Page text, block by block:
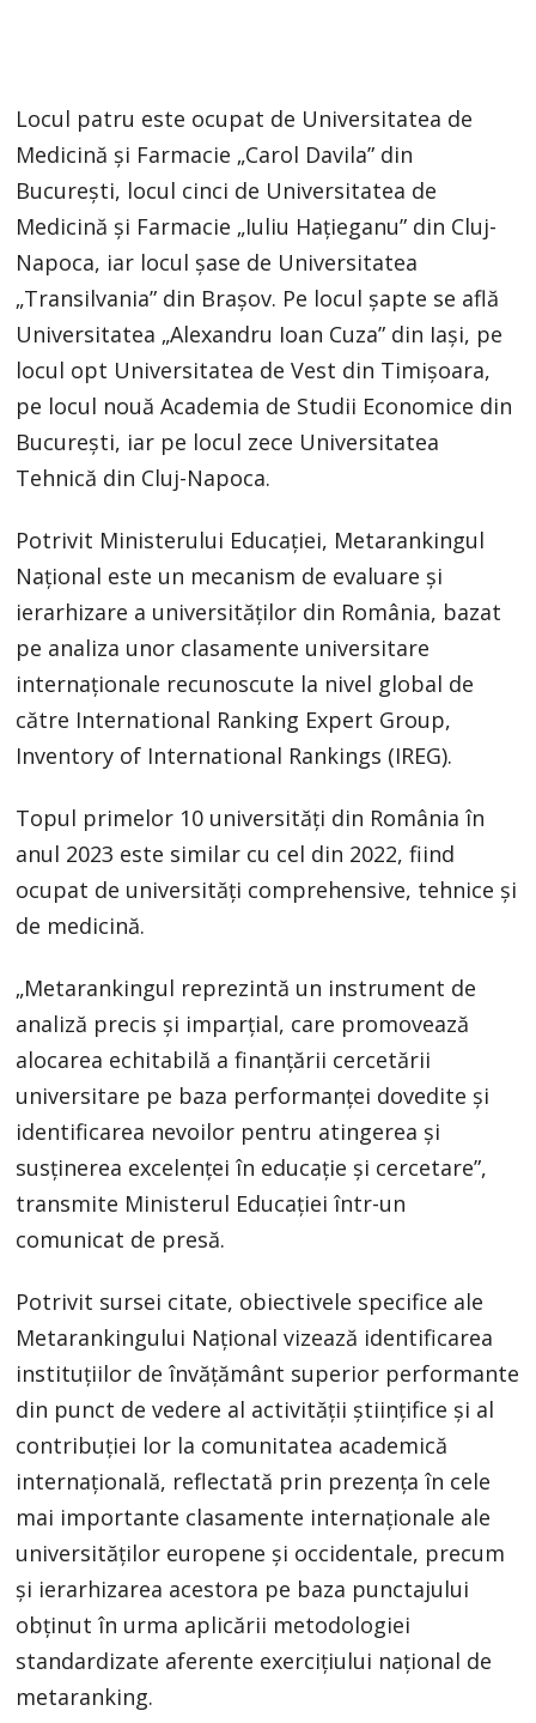
Locul patru este ocupat de Universitatea de
Medicină şi Farmacie „Carol Davila” din
Bucureşti, locul cinci de Universitatea de
Medicină şi Farmacie „Iuliu Haţieganu” din Cluj-
Napoca, iar locul şase de Universitatea
„Transilvania” din Braşov. Pe locul şapte se află
Universitatea „Alexandru Ioan Cuza” din Iaşi, pe
locul opt Universitatea de Vest din Timişoara,
pe locul nouă Academia de Studii Economice din
Bucureşti, iar pe locul zece Universitatea
Tehnică din Cluj-Napoca.
Potrivit Ministerului Educaţiei, Metarankingul
Naţional este un mecanism de evaluare şi
ierarhizare a universităţilor din România, bazat
pe analiza unor clasamente universitare
internaţionale recunoscute la nivel global de
către International Ranking Expert Group,
Inventory of International Rankings (IREG).
Topul primelor 10 universităţi din România în
anul 2023 este similar cu cel din 2022, fiind
ocupat de universităţi comprehensive, tehnice şi
de medicină.
„Metarankingul reprezintă un instrument de
analiză precis şi imparţial, care promovează
alocarea echitabilă a finanţării cercetării
universitare pe baza performanţei dovedite şi
identificarea nevoilor pentru atingerea şi
susţinerea excelenţei în educaţie şi cercetare”,
transmite Ministerul Educaţiei într-un
comunicat de presă.
Potrivit sursei citate, obiectivele specifice ale
Metarankingului Naţional vizează identificarea
instituţiilor de învăţământ superior performante
din punct de vedere al activităţii ştiinţifice şi al
contribuţiei lor la comunitatea academică
internaţională, reflectată prin prezenţa în cele
mai importante clasamente internaţionale ale
universităţilor europene şi occidentale, precum
şi ierarhizarea acestora pe baza punctajului
obţinut în urma aplicării metodologiei
standardizate aferente exerciţiului naţional de
metaranking.